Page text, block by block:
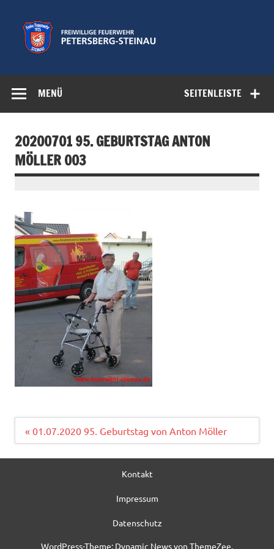
springen
Feuerwehr
Petersberg-
SEITENLEISTE
MENÜ
20200701 95. GEBURTSTAG ANTON
MÖLLER 003
Beitragsnavigation
« 01.07.2020 95. Geburtstag von Anton Möller
Kontakt
Impressum
Datenschutz
WordPress-Theme: Dynamic News von ThemeZee.